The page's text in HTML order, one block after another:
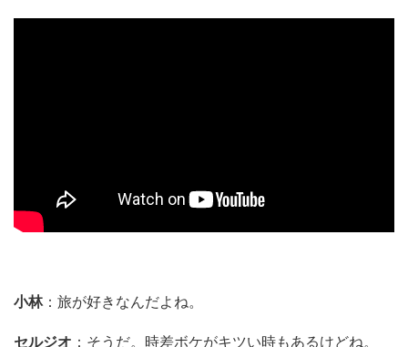
小林：旅が好きなんだよね。
セルジオ ：そうだ。時差ボケがキツい時もあるけどね。